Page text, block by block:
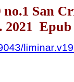
San
2021